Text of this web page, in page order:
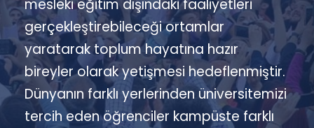
mesleki eğitim dışındaki faaliyetleri
gerçekleştirebileceği ortamlar
yaratarak toplum hayatına hazır
bireyler olarak yetişmesi hedeflenmiştir.
Dünyanın farklı yerlerinden üniversitemizi
tercih eden öğrenciler kampüste farklı